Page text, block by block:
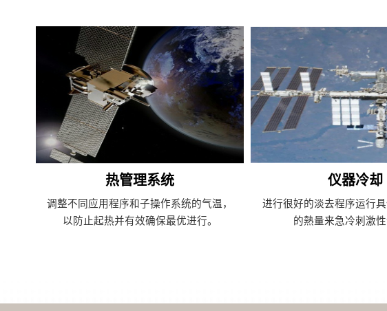
热管理系统
调整不同应用程序和子操作系统的气温，
以防止起热并有效确保最优进行。
仪器冷却
进行很好的淡去程序运行
的熱量来急冷刺激性